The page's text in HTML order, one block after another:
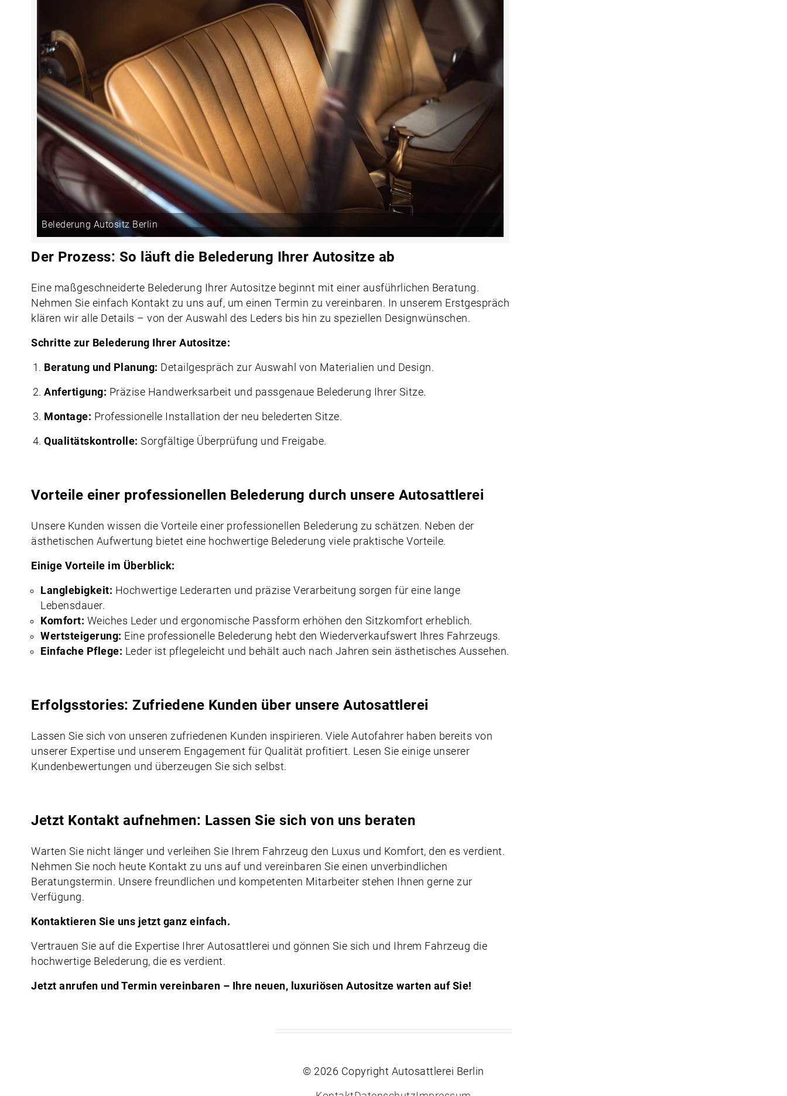
Belederung Autositz Berlin
Der Prozess: So läuft die Belederung Ihrer Autositze ab
Eine maßgeschneiderte Belederung Ihrer Autositze beginnt mit einer ausführlichen Beratung.
Nehmen Sie einfach Kontakt zu uns auf, um einen Termin zu vereinbaren. In unserem Erstgespräch
klären wir alle Details – von der Auswahl des Leders bis hin zu speziellen Designwünschen.
Schritte zur Belederung Ihrer Autositze:
Beratung und Planung: Detailgespräch zur Auswahl von Materialien und Design.
Anfertigung: Präzise Handwerksarbeit und passgenaue Belederung Ihrer Sitze.
Montage: Professionelle Installation der neu belederten Sitze.
Qualitätskontrolle: Sorgfältige Überprüfung und Freigabe.
Vorteile einer professionellen Belederung durch unsere Autosattlerei
Unsere Kunden wissen die Vorteile einer professionellen Belederung zu schätzen. Neben der
ästhetischen Aufwertung bietet eine hochwertige Belederung viele praktische Vorteile.
Einige Vorteile im Überblick:
Langlebigkeit: Hochwertige Lederarten und präzise Verarbeitung sorgen für eine lange
Lebensdauer.
Komfort: Weiches Leder und ergonomische Passform erhöhen den Sitzkomfort erheblich.
Wertsteigerung: Eine professionelle Belederung hebt den Wiederverkaufswert Ihres Fahrzeugs.
Einfache Pflege: Leder ist pflegeleicht und behält auch nach Jahren sein ästhetisches Aussehen.
Erfolgsstories: Zufriedene Kunden über unsere Autosattlerei
Lassen Sie sich von unseren zufriedenen Kunden inspirieren. Viele Autofahrer haben bereits von
unserer Expertise und unserem Engagement für Qualität profitiert. Lesen Sie einige unserer
Kundenbewertungen und überzeugen Sie sich selbst.
Jetzt Kontakt aufnehmen: Lassen Sie sich von uns beraten
Warten Sie nicht länger und verleihen Sie Ihrem Fahrzeug den Luxus und Komfort, den es verdient.
Nehmen Sie noch heute Kontakt zu uns auf und vereinbaren Sie einen unverbindlichen
Beratungstermin. Unsere freundlichen und kompetenten Mitarbeiter stehen Ihnen gerne zur
Verfügung.
Kontaktieren Sie uns jetzt ganz einfach.
Vertrauen Sie auf die Expertise Ihrer Autosattlerei und gönnen Sie sich und Ihrem Fahrzeug die
hochwertige Belederung, die es verdient.
Jetzt anrufen und Termin vereinbaren – Ihre neuen, luxuriösen Autositze warten auf Sie!
© 2026 Copyright Autosattlerei Berlin